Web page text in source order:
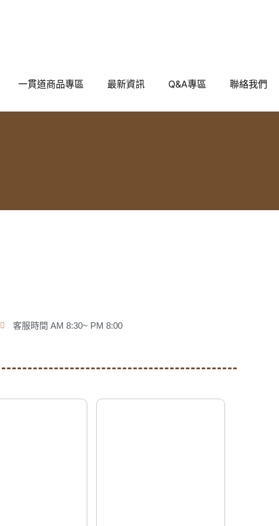
一貫道商品專區 最新資訊 Q&A專區 聯絡我們
客服時間 AM 8:30~ PM 8:00